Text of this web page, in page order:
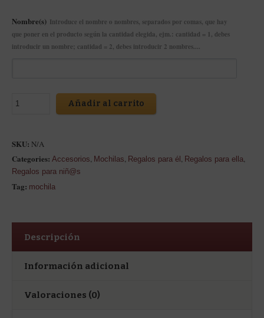
Nombre(s) Introduce el nombre o nombres, separados por comas, que hay
que poner en el producto según la cantidad elegida, ejm.: cantidad = 1, debes
introducir un nombre; cantidad = 2, debes introducir 2 nombres....
Añadir al carrito
SKU: N/A
Categories: Accesorios Mochilas Regalos para él Regalos para ella
Regalos para niñ@s
Tag: mochila
Descripción
Información adicional
Valoraciones (0)